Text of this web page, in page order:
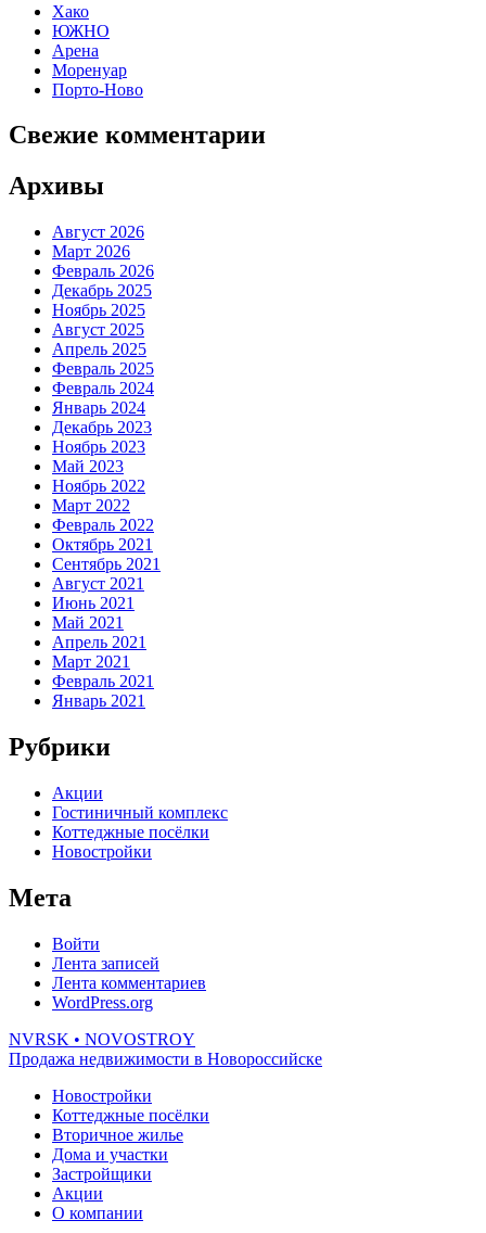
Хако
ЮЖНО
Арена
Моренуар
Порто-Ново
Свежие комментарии
Архивы
Август 2026
Март 2026
Февраль 2026
Декабрь 2025
Ноябрь 2025
Август 2025
Апрель 2025
Февраль 2025
Февраль 2024
Январь 2024
Декабрь 2023
Ноябрь 2023
Май 2023
Ноябрь 2022
Март 2022
Февраль 2022
Октябрь 2021
Сентябрь 2021
Август 2021
Июнь 2021
Май 2021
Апрель 2021
Март 2021
Февраль 2021
Январь 2021
Рубрики
Акции
Гостиничный комплекс
Коттеджные посёлки
Новостройки
Мета
Войти
Лента записей
Лента комментариев
WordPress.org
NVRSK • NOVOSTROY
Продажа недвижимости в Новороссийске
Новостройки
Коттеджные посёлки
Вторичное жилье
Дома и участки
Застройщики
Акции
О компании